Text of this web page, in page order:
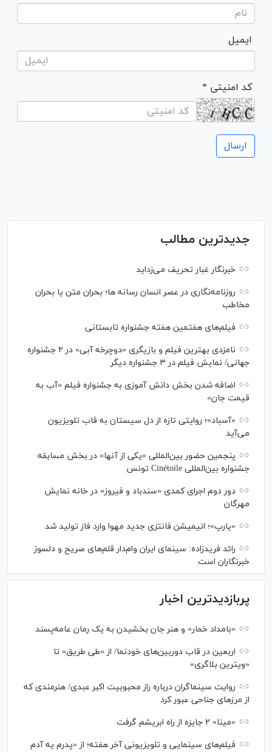
ایمیل
* کد امنیتی
جدیدترین مطالب
خبرنگار غبار تحریف می‌زداید
روزنامه‌نگاری در عصر انسان رسانه ها؛ بحران متن یا بحران
مخاطب
فیلم‌های هفتمین هفته جشنواره تابستانی
نامزدی بهترین فیلم و بازیگری «دوچرخه آبی» در ۲ جشنواره
جهانی/ نمایش فیلم در ۳ جشنواره دیگر
اضافه شدن بخش دانش آموزی به جشنواره فیلم «آب به
قیمت جان»
«آسباد»؛ روایتی تازه از دل سیستان به قاب تلویزیون
می‌آید
پنجمین حضور بین‌المللی «یکی از آنها» در بخش مسابقه
جشنواره بین‌المللی Cinétoile تونس
دور دوم اجرای کمدی «سندباد و فیروز» در خانه نمایش
مهرگان
«یارپ»؛ انیمیشن فانتزی جدید مهوا وارد فاز تولید شد
رائد فریدزاده: سینمای ایران وام‌دار قلم‌های صریح و دلسوز
خبرنگاران است
پربازدیدترین اخبار
«بامداد خمار» و هنر جان بخشیدن به یک رمان عامه‌پسند
اربعین در قاب دوربین‌های خودنما/ از «طی طریق» تا
«ویترین بلاگری»
روایت سینماگران درباره راز محبوبیت اکبر عبدی/ هنرمندی که
از مرزهای جناحی عبور کرد
«مینا» ۲ جایزه از راه ابریشم گرفت
فیلم‌های سینمایی و تلویزیونی آخر هفته؛ از «پدرم یه آدم